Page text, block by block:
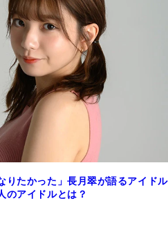
りたかった」長月翠が語るアイドル
のアイドルとは？